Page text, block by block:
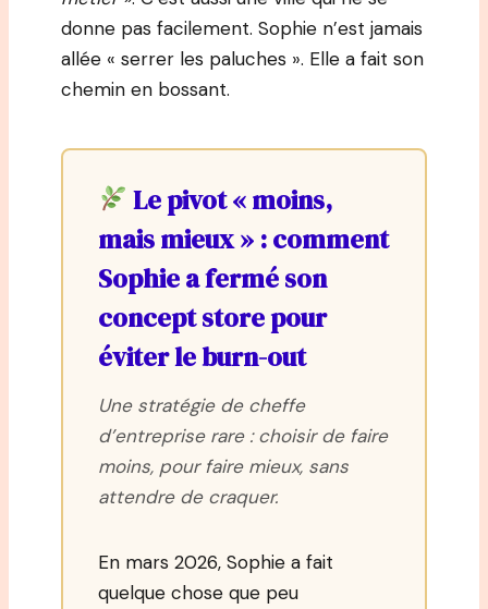
donne pas facilement. Sophie n’est jamais
allée « serrer les paluches ». Elle a fait son
chemin en bossant.
Le pivot « moins,
mais mieux » : comment
Sophie a fermé son
concept store pour
éviter le burn-out
Une stratégie de cheffe
d’entreprise rare : choisir de faire
moins, pour faire mieux, sans
attendre de craquer.
En mars 2026, Sophie a fait
quelque chose que peu